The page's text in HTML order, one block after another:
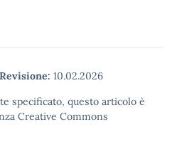
Revisione: 10.02.2026
specificato, questo articolo è
Creative Commons